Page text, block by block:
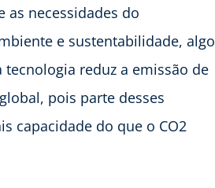
as necessidades do
e sustentabilidade, algo
reduz a emissão de
pois parte desses
capacidade do que o CO2